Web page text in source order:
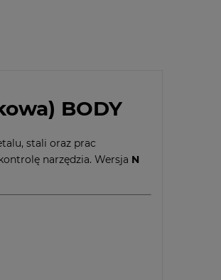
BODY
stali oraz prac
narzędzia. Wersja N